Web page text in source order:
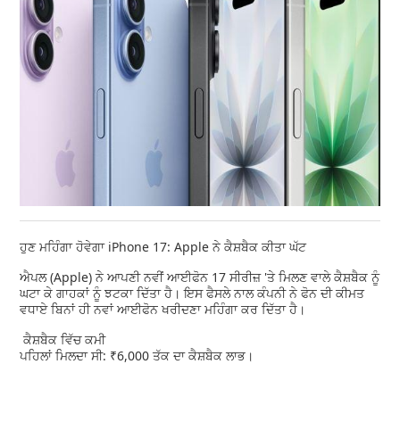
ਹੁਣ ਮਹਿੰਗਾ ਹੋਵੇਗਾ iPhone 17: Apple ਨੇ ਕੈਸ਼ਬੈਕ ਕੀਤਾ ਘੱਟ
ਐਪਲ (Apple) ਨੇ ਆਪਣੀ ਨਵੀਂ ਆਈਫੋਨ 17 ਸੀਰੀਜ਼ 'ਤੇ ਮਿਲਣ ਵਾਲੇ ਕੈਸ਼ਬੈਕ ਨੂੰ
ਘਟਾ ਕੇ ਗਾਹਕਾਂ ਨੂੰ ਝਟਕਾ ਦਿੱਤਾ ਹੈ। ਇਸ ਫੈਸਲੇ ਨਾਲ ਕੰਪਨੀ ਨੇ ਫੋਨ ਦੀ ਕੀਮਤ
ਵਧਾਏ ਬਿਨਾਂ ਹੀ ਨਵਾਂ ਆਈਫੋਨ ਖਰੀਦਣਾ ਮਹਿੰਗਾ ਕਰ ਦਿੱਤਾ ਹੈ।
ਕੈਸ਼ਬੈਕ ਵਿੱਚ ਕਮੀ
ਪਹਿਲਾਂ ਮਿਲਦਾ ਸੀ: ₹6,000 ਤੱਕ ਦਾ ਕੈਸ਼ਬੈਕ ਲਾਭ।